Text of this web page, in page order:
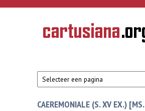
Overslaan en naar de inhoud gaan
Geschiedenis
van de
CAEREMONIALE (S. XV EX.)